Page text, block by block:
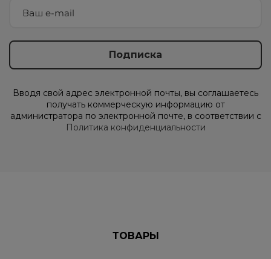
Вводя свой адрес электронной почты, вы соглашаетесь
получать коммерческую информацию от
администратора по электронной почте, в соответствии с
Политика конфиденциальности
ТОВАРЫ